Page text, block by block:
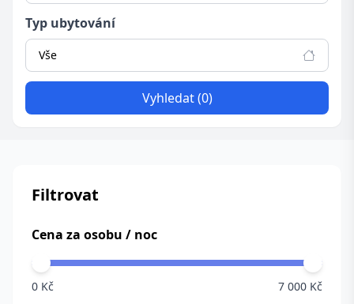
Typ ubytování
Vše
Vyhledat (0)
Filtrovat
Cena za osobu / noc
0 Kč 7 000 Kč